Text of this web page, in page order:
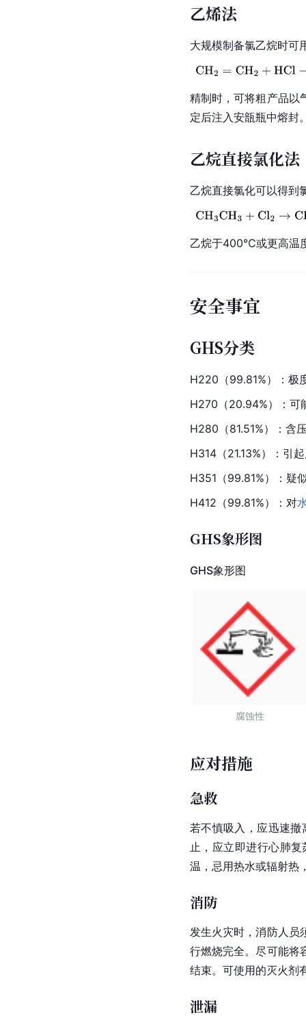
乙烯法
大规模制备氯乙烷时可
精制时，可将粗产品以
定后注入安瓿瓶中熔封
乙烷直接氯化法
乙烷直接氯化可以得到
乙烷于400℃或更高温
安全事宜
GHS分类
H220（99.81%）：极
H270（20.94%）：可
H280（81.51%）：含
H314（21.13%）：引
H351（99.81%）：疑
H412（99.81%）：对
GHS象形图
GHS象形图
腐蚀性
应对措施
急救
若不慎吸入，应迅速
止，应立即进行心肺
温，忌用热水或辐射热
消防
发生火灾时，消防人员
行燃烧完全。尽可能将
结束。可使用的灭火剂
泄漏